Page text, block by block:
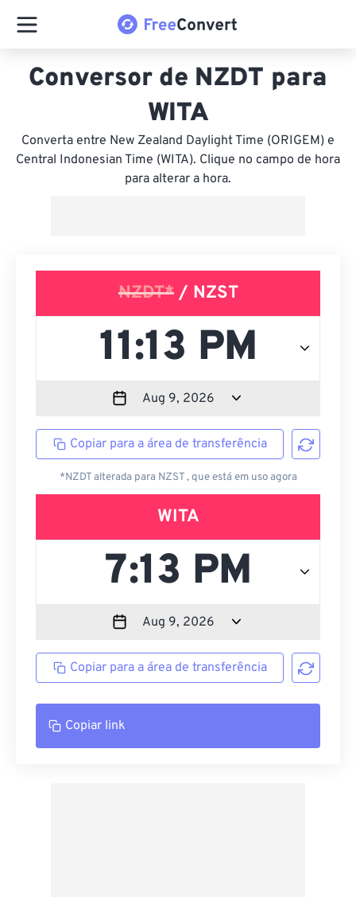
Conversor de NZDT para
WITA
Converta entre New Zealand Daylight Time (ORIGEM) e
Central Indonesian Time (WITA). Clique no campo de hora
para alterar a hora.
NZDT*/ NZST
Copiar para a área de transferência
*NZDT alterada para NZST , que está em uso agora
WITA
Copiar para a área de transferência
Copiar link